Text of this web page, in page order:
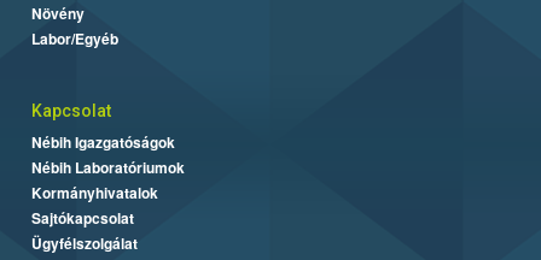
Növény
Labor/Egyéb
Kapcsolat
Nébih Igazgatóságok
Nébih Laboratóriumok
Kormányhivatalok
Sajtókapcsolat
Ügyfélszolgálat